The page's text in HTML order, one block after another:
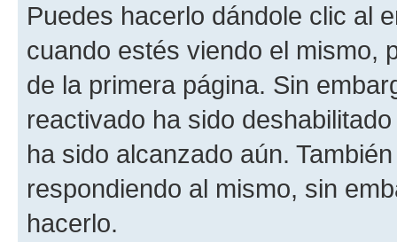
Puedes hacerlo dándole clic al
cuando estés viendo el mismo,
de la primera página. Sin
reactivado ha sido
ha sido alcanzado aún.
respondiendo al mismo, sin
hacerlo.